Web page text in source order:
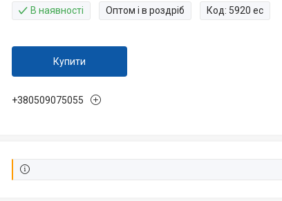
В наявності Оптом і в роздріб Код: 5920 ес
Купити
+380509075055